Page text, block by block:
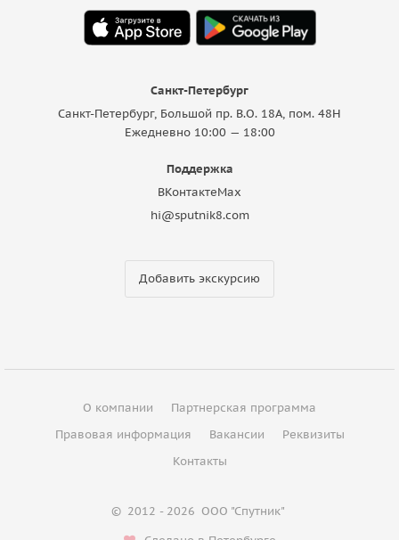
Санкт-Петербург
Санкт-Петербург, Большой пр. В.О. 18A, пом. 48Н
Ежедневно 10:00 — 18:00
Поддержка
ВКонтактеMax
hi@sputnik8.com
Добавить экскурсию
О компании
Партнерская программа
Правовая информация
Вакансии
Реквизиты
Контакты
© 2012 - 2026 ООО "Спутник"